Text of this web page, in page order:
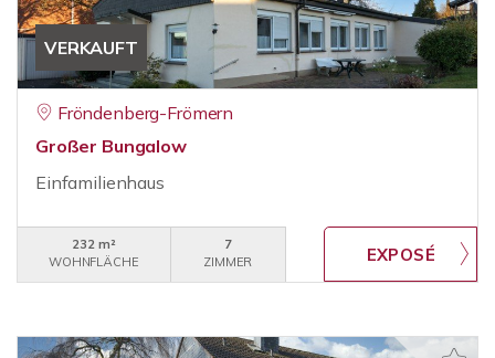
VERKAUFT
Fröndenberg-Frömern
Großer Bungalow
Einfamilienhaus
232 m²
WOHNFLÄCHE
7
ZIMMER